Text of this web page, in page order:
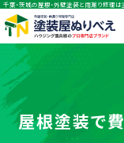
千葉・茨城の屋根・外壁塗装と雨漏り修理
屋根塗装で